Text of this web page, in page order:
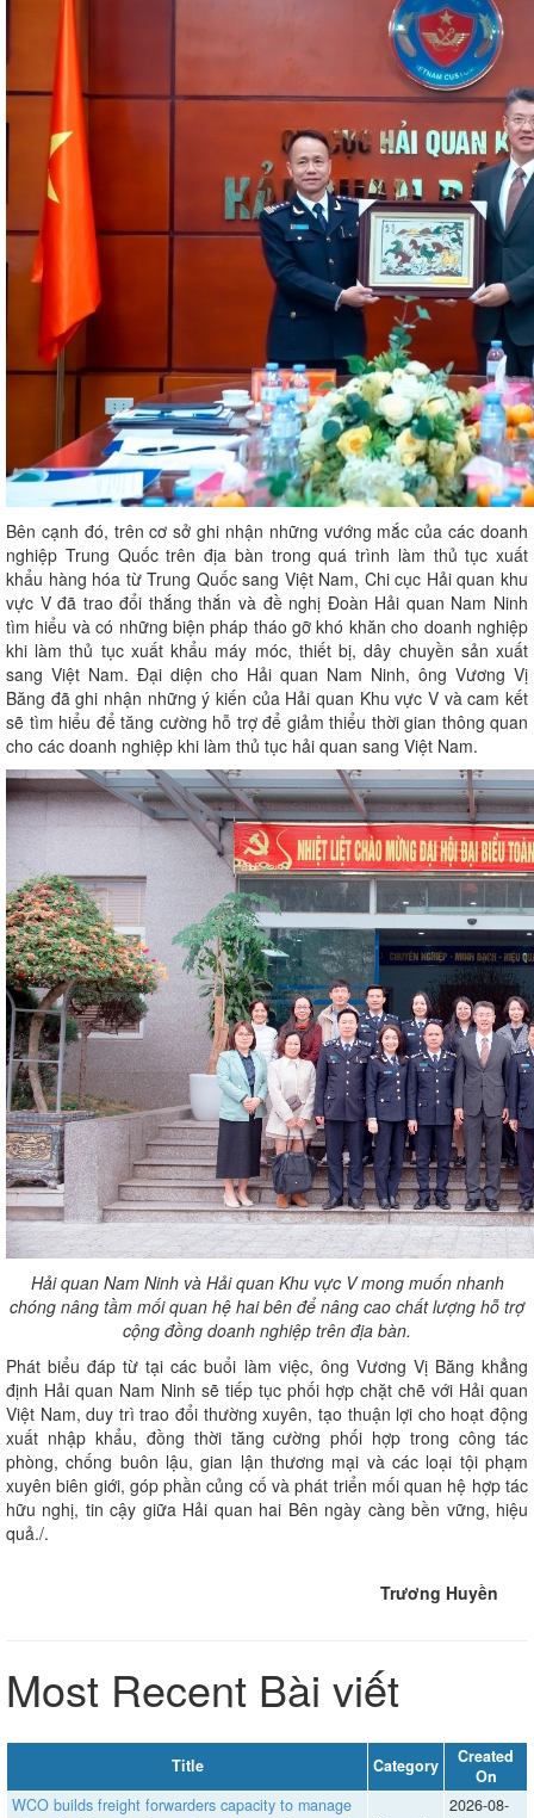
Bên cạnh đó, trên cơ sở ghi nhận những vướng mắc của các doanh
nghiệp Trung Quốc trên địa bàn trong quá trình làm thủ tục xuất
khẩu hàng hóa từ Trung Quốc sang Việt Nam, Chi cục Hải quan khu
vực V đã trao đổi thắng thắn và đề nghị Đoàn Hải quan Nam Ninh
tìm hiểu và có những biện pháp tháo gỡ khó khăn cho doanh nghiệp
khi làm thủ tục xuất khẩu máy móc, thiết bị, dây chuyền sản xuất
sang Việt Nam. Đại diện cho Hải quan Nam Ninh, ông Vương Vị
Băng đã ghi nhận những ý kiến của Hải quan Khu vực V và cam kết
sẽ tìm hiểu để tăng cường hỗ trợ để giảm thiểu thời gian thông quan
cho các doanh nghiệp khi làm thủ tục hải quan sang Việt Nam.
Hải quan Nam Ninh và Hải quan Khu vực V mong muốn nhanh
chóng nâng tầm mối quan hệ hai bên để nâng cao chất lượng hỗ trợ
cộng đồng doanh nghiệp trên địa bàn.
Phát biểu đáp từ tại các buổi làm việc, ông Vương Vị Băng khẳng
định Hải quan Nam Ninh sẽ tiếp tục phối hợp chặt chẽ với Hải quan
Việt Nam, duy trì trao đổi thường xuyên, tạo thuận lợi cho hoạt động
xuất nhập khẩu, đồng thời tăng cường phối hợp trong công tác
phòng, chống buôn lậu, gian lận thương mại và các loại tội phạm
xuyên biên giới, góp phần củng cố và phát triển mối quan hệ hợp tác
hữu nghị, tin cậy giữa Hải quan hai Bên ngày càng bền vững, hiệu
quả./.
Trương Huyền
Most Recent Bài viết
Title Category
Created
On
WCO builds freight forwarders capacity to manage
2026-08-